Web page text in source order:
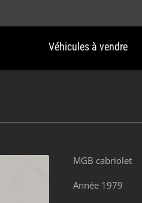
Véhicules à vendre
MGB cabriolet
Année 1979